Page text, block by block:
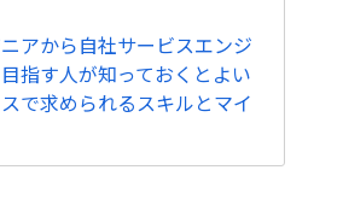
アから自社サービスエンジ
指す人が知っておくとよい
求められるスキルとマイ